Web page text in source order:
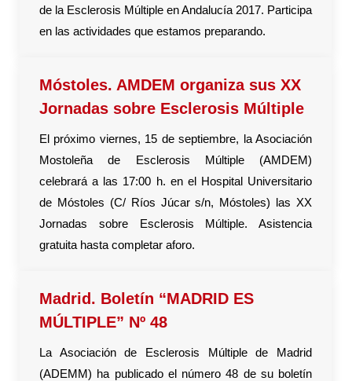
de la Esclerosis Múltiple en Andalucía 2017. Participa
en las actividades que estamos preparando.
Móstoles. AMDEM organiza sus XX
Jornadas sobre Esclerosis Múltiple
El próximo viernes, 15 de septiembre, la Asociación
Mostoleña de Esclerosis Múltiple (AMDEM)
celebrará a las 17:00 h. en el Hospital Universitario
de Móstoles (C/ Ríos Júcar s/n, Móstoles) las XX
Jornadas sobre Esclerosis Múltiple. Asistencia
gratuita hasta completar aforo.
Madrid. Boletín “MADRID ES
MÚLTIPLE” Nº 48
La Asociación de Esclerosis Múltiple de Madrid
(ADEMM) ha publicado el número 48 de su boletín